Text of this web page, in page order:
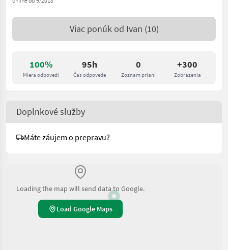
100%
Miera odpovedí
95h
Čas odpovede
0
Zoznam prianí
+300
Zobrazenia
Viac ponúk od Ivan (10)
Doplnkové služby
Máte záujem o prepravu?
Loading the map will send data to Google.
Load Google Maps